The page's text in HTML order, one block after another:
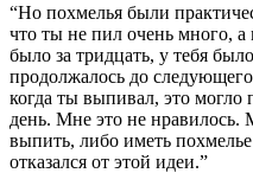
“Но похмелья были
что ты не пил очень много, а
было за тридцать, у тебя
продолжалось до
когда ты выпивал, это могло
день. Мне это не нравилось.
выпить, либо иметь
отказался от этой идеи.”